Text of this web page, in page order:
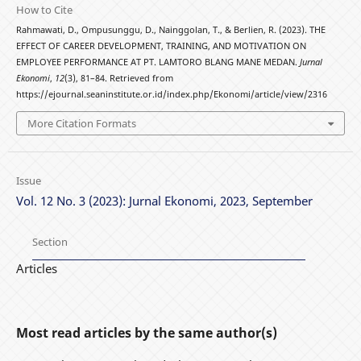
How to Cite
Rahmawati, D., Ompusunggu, D., Nainggolan, T., & Berlien, R. (2023). THE
EFFECT OF CAREER DEVELOPMENT, TRAINING, AND MOTIVATION ON
EMPLOYEE PERFORMANCE AT PT. LAMTORO BLANG MANE MEDAN. Jurnal
Ekonomi, 12(3), 81–84. Retrieved from
https://ejournal.seaninstitute.or.id/index.php/Ekonomi/article/view/2316
More Citation Formats
Issue
Vol. 12 No. 3 (2023): Jurnal Ekonomi, 2023, September
Section
Articles
Most read articles by the same author(s)